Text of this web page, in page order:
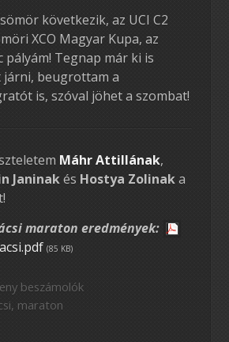
következik, az UCI C2
XCO Magyar Kupa, az
pályám! Tegnap már ki is
járni, beugrottam a
is, szóval jöhet a szombat!
Máhr Attillának,
Janinakés Hostya Zolinaka
maraton eredmények:
(85 KB)
beszámolók
, maraton